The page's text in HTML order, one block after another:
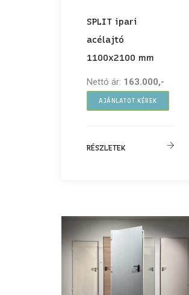
SPLIT ipari
acélajtó
1100x2100 mm
Nettó ár: 163.000,-
AJÁNLATOT KÉREK
RÉSZLETEK